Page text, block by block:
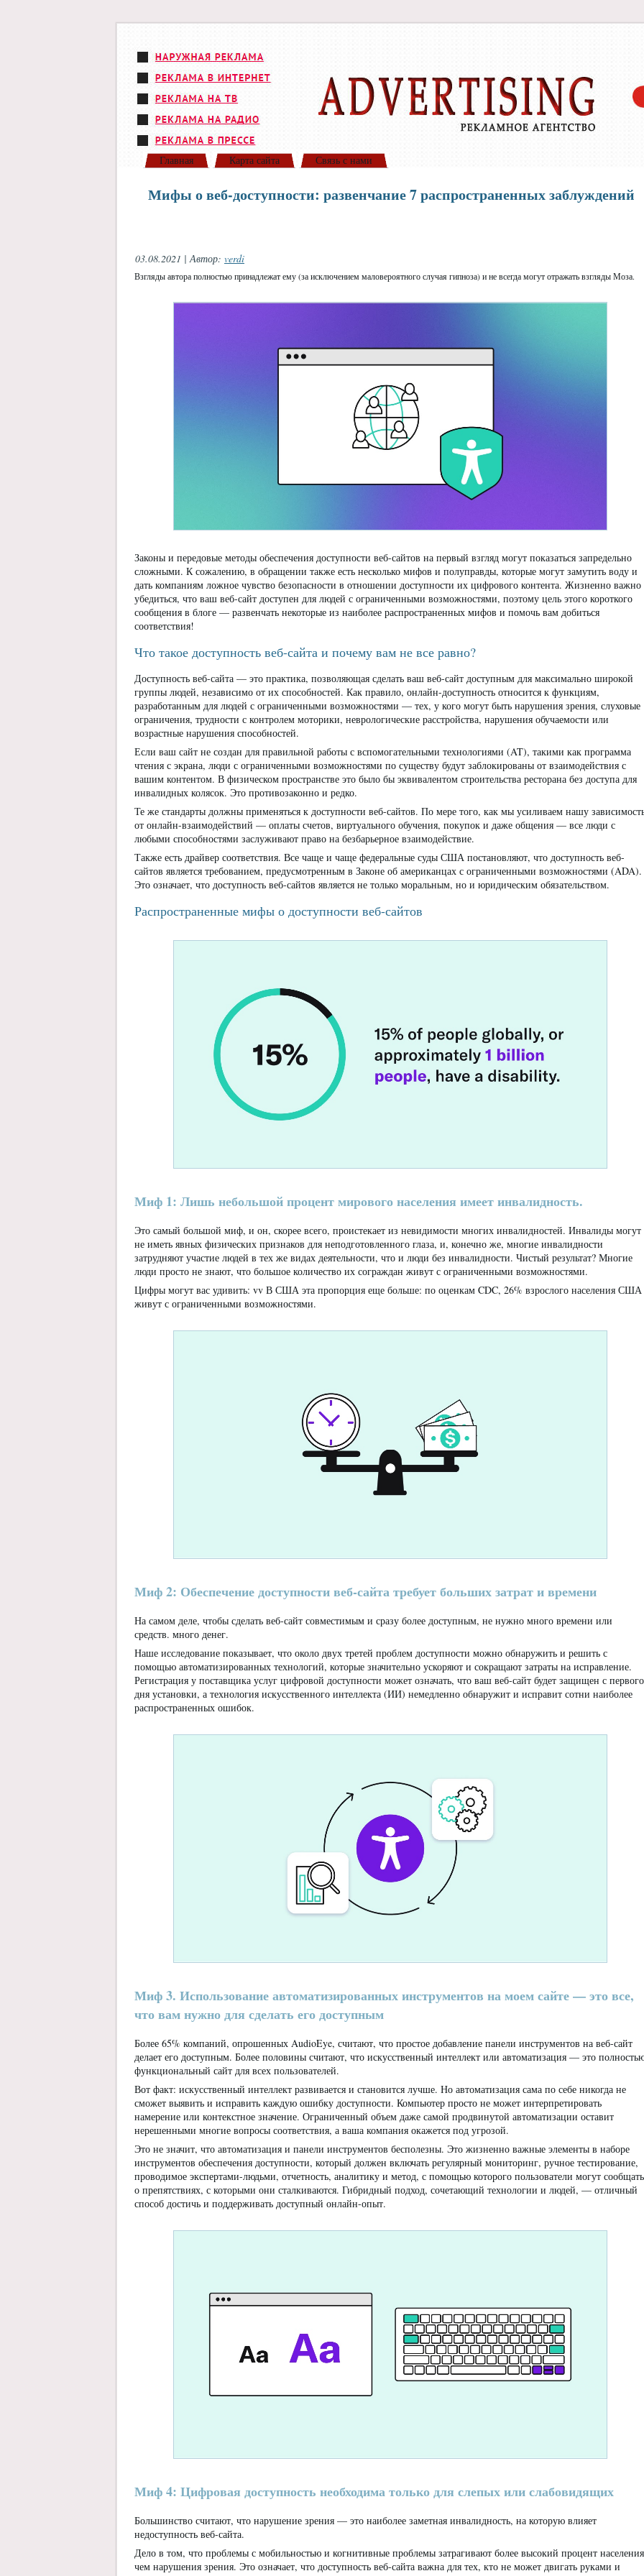
Главная Карта сайта Связь с нами
Мифы о веб-доступности: развенчание 7 распространенных заблуждений
03.08.2021 | Автор: verdi
Взгляды автора полностью принадлежат ему (за исключением маловероятного случая гипноза) и не всегда могут отражать взгляды Моза.
Законы и передовые методы обеспечения доступности веб-сайтов на первый взгляд могут показаться запредельно
сложными. К сожалению, в обращении также есть несколько мифов и полуправды, которые могут замутить воду и
дать компаниям ложное чувство безопасности в отношении доступности их цифрового контента. Жизненно важно
убедиться, что ваш веб-сайт доступен для людей с ограниченными возможностями, поэтому цель этого короткого
сообщения в блоге — развенчать некоторые из наиболее распространенных мифов и помочь вам добиться
соответствия!
Что такое доступность веб-сайта и почему вам не все равно?
Доступность веб-сайта — это практика, позволяющая сделать ваш веб-сайт доступным для максимально широкой
группы людей, независимо от их способностей. Как правило, онлайн-доступность относится к функциям,
разработанным для людей с ограниченными возможностями — тех, у кого могут быть нарушения зрения, слуховые
ограничения, трудности с контролем моторики, неврологические расстройства, нарушения обучаемости или
возрастные нарушения способностей.
Если ваш сайт не создан для правильной работы с вспомогательными технологиями (AT), такими как программа
чтения с экрана, люди с ограниченными возможностями по существу будут заблокированы от взаимодействия с
вашим контентом. В физическом пространстве это было бы эквивалентом строительства ресторана без доступа для
инвалидных колясок. Это противозаконно и редко.
Те же стандарты должны применяться к доступности веб-сайтов. По мере того, как мы усиливаем нашу
от онлайн-взаимодействий — оплаты счетов, виртуального обучения, покупок и даже общения — все люди с
любыми способностями заслуживают право на безбарьерное взаимодействие.
Также есть драйвер соответствия. Все чаще и чаще федеральные суды США постановляют, что доступность веб-
сайтов является требованием, предусмотренным в Законе об американцах с ограниченными возможностями (ADA).
Это означает, что доступность веб-сайтов является не только моральным, но и юридическим обязательством.
Распространенные мифы о доступности веб-сайтов
Миф 1: Лишь небольшой процент мирового населения имеет инвалидность.
Это самый большой миф, и он, скорее всего, проистекает из невидимости многих инвалидностей. Инвалиды могут
не иметь явных физических признаков для неподготовленного глаза, и, конечно же, многие инвалидности
затрудняют участие людей в тех же видах деятельности, что и люди без инвалидности. Чистый результат? Многие
люди просто не знают, что большое количество их сограждан живут с ограниченными возможностями.
Цифры могут вас удивить: vv В США эта пропорция еще больше: по оценкам CDC, 26% взрослого населения США
живут с ограниченными возможностями.
Миф 2: Обеспечение доступности веб-сайта требует больших затрат и времени
На самом деле, чтобы сделать веб-сайт совместимым и сразу более доступным, не нужно много времени или
средств. много денег.
Наше исследование показывает, что около двух третей проблем доступности можно обнаружить и решить с
помощью автоматизированных технологий, которые значительно ускоряют и сокращают затраты на исправление.
Регистрация у поставщика услуг цифровой доступности может означать, что ваш веб-сайт будет защищен с первого
дня установки, а технология искусственного интеллекта (ИИ) немедленно обнаружит и исправит сотни наиболее
распространенных ошибок.
Миф 3. Использование автоматизированных инструментов на моем сайте — это все,
что вам нужно для сделать его доступным
Более 65% компаний, опрошенных AudioEye, считают, что простое добавление панели инструментов на веб-сайт
делает его доступным. Более половины считают, что искусственный интеллект или автоматизация — это
функциональный сайт для всех пользователей.
Вот факт: искусственный интеллект развивается и становится лучше. Но автоматизация сама по себе никогда не
сможет выявить и исправить каждую ошибку доступности. Компьютер просто не может интерпретировать
намерение или контекстное значение. Ограниченный объем даже самой продвинутой автоматизации оставит
нерешенными многие вопросы соответствия, а ваша компания окажется под угрозой.
Это не значит, что автоматизация и панели инструментов бесполезны. Это жизненно важные элементы в наборе
инструментов обеспечения доступности, который должен включать регулярный мониторинг, ручное тестирование,
проводимое экспертами-людьми, отчетность, аналитику и метод, с помощью которого пользователи могут сообщать
о препятствиях, с которыми они сталкиваются. Гибридный подход, сочетающий технологии и людей, — отличный
способ достичь и поддерживать доступный онлайн-опыт.
Миф 4: Цифровая доступность необходима только для слепых или слабовидящих
Большинство считают, что нарушение зрения — это наиболее заметная инвалидность, на которую влияет
недоступность веб-сайта.
Дело в том, что проблемы с мобильностью и когнитивные проблемы затрагивают более высокий процент
чем нарушения зрения. Это означает, что доступность веб-сайта важна для тех, кто не может двигать руками и